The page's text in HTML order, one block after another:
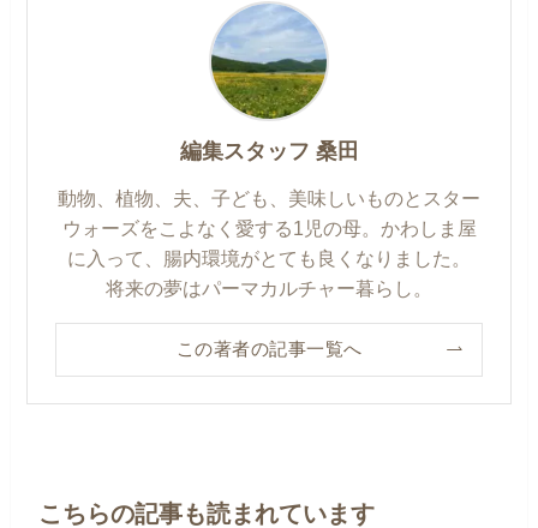
編集スタッフ 桑田
動物、植物、夫、子ども、美味しいものとスター
ウォーズをこよなく愛する1児の母。かわしま屋
に入って、腸内環境がとても良くなりました。
将来の夢はパーマカルチャー暮らし。
この著者の記事一覧へ
こちらの記事も読まれています